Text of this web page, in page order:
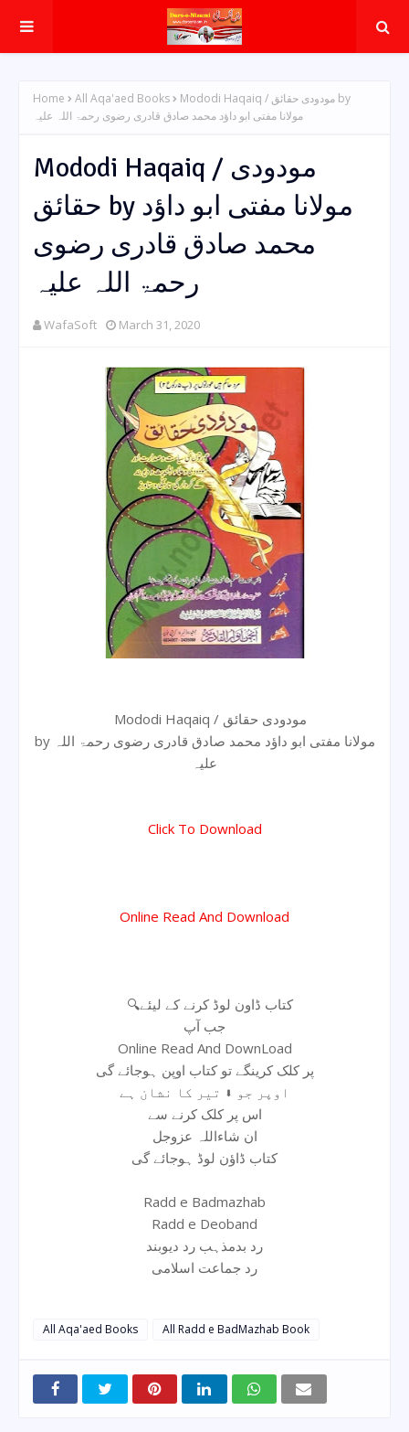
Home All Aqa'aed Books
Mododi Haqaiq / مودودی حقائق by
مولانا مفتی ابو داؤد محمد صادق قادری رضوی رحمۃ اللہ علیہ
Mododi Haqaiq / مودودی
حقائق by مولانا مفتی ابو داؤد
محمد صادق قادری رضوی
رحمۃ اللہ علیہ
WafaSoft March 31, 2020
Mododi Haqaiq / مودودی حقائق
by مولانا مفتی ابو داؤد محمد صادق قادری رضوی رحمۃ اللہ
علیہ
Click To Download
Online Read And Download
🔍کتاب ڈاون لوڈ کرنے کے لیئے
جب آپ
Online Read And DownLoad
پر کلک کرینگے تو کتاب اوپن ہوجائے گی
اوپر جو ⬇ تیر کا نشان ہے
اس پر کلک کرنے سے
ان شاءاللہ عزوجل
کتاب ڈاؤن لوڈ ہوجائے گی
Radd e Badmazhab
Radd e Deoband
رد بدمذہب رد دیوبند
رد جماعت اسلامی
All Aqa'aed Books All Radd e BadMazhab Book